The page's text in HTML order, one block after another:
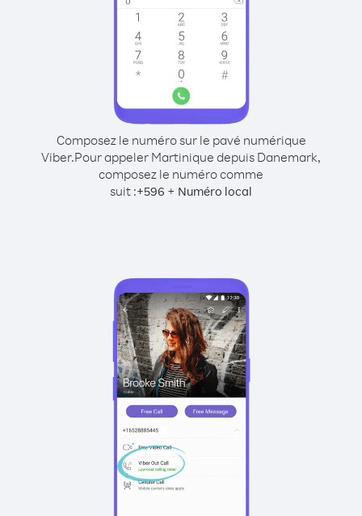
Composez le numéro sur le pavé numérique
Viber.Pour appeler Martinique depuis Danemark,
composez le numéro comme
suit :+596 + Numéro local